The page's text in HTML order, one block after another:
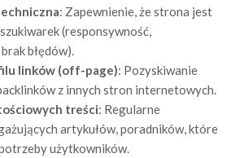
: Zapewnienie, że strona jest
(responsywność,
błędów).
linków (off-page): Pozyskiwanie
z innych stron internetowych.
treści: Regularne
artykułów, poradników, które
użytkowników.